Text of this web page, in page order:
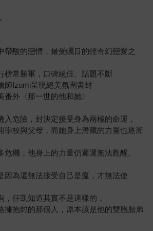
帶酸的戀情，最受矚目的輕奇幻戀愛之
常勝軍，口碑絕佳、話題不斷
Izumi呈現絕美氛圍書封
外〈那一世的他和她〉
入危險，封決定接受身為兩極的命運，
學校與父母，而她身上潛藏的力量也逐漸
機，他身上的力量仍遲遲無法甦醒。
為還無法接受自己是瘟，才無法使
任凱知道其實不是這樣的，
擁抱封的那個人，原本該是他的雙胞胎弟